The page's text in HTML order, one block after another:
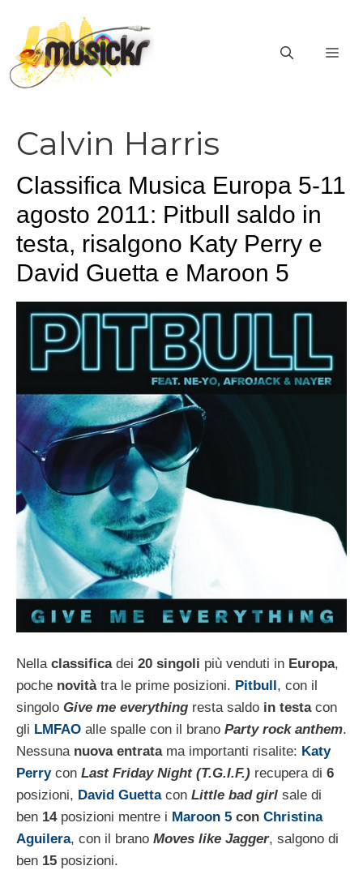
contenuto
Calvin Harris
Classifica Musica Europa 5-11
agosto 2011: Pitbull saldo in
testa, risalgono Katy Perry e
David Guetta e Maroon 5
Nella classificadei 20 singoli più venduti in Europa,
poche novitàtra le prime posizioni. Pitbull , con il
singolo Give me everything resta saldo in testacon
gli LMFAO alle spalle con il brano Party rock anthem.
Nessuna nuova entratama importanti risalite: Katy
Perrycon Last Friday Night (T.G.I.F.) recupera di 6
posizioni, David Guettacon Little bad girl sale di
ben 14posizioni mentre i Maroon 5 con Christina
Aguilera, con il brano Moves like Jagger, salgono di
ben 15 posizioni.